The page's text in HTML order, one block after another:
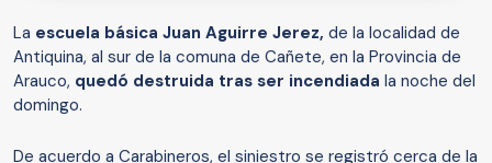
La escuela básica Juan Aguirre Jerez, de la localidad de
Antiquina, al sur de la comuna de Cañete, en la Provincia de
Arauco, quedó destruida tras ser incendiada la noche del
domingo.
De acuerdo a Carabineros, el siniestro se registró cerca de la